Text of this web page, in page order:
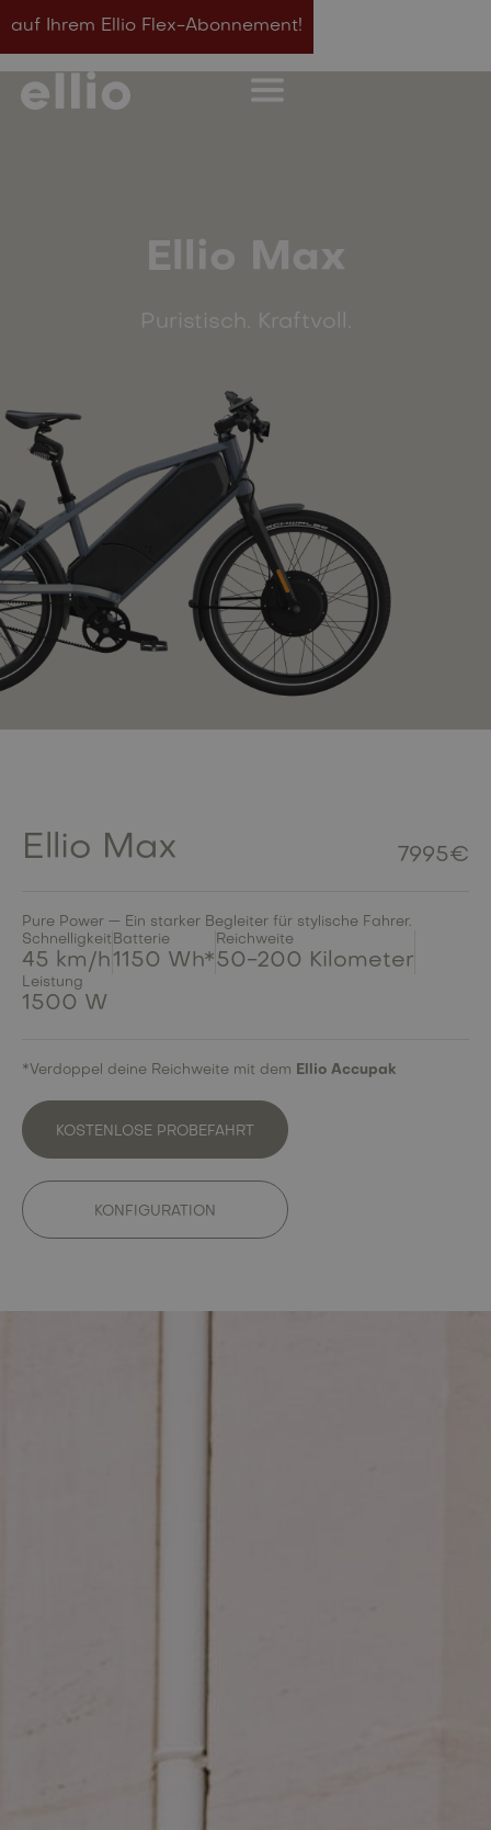
auf Ihrem Ellio Flex-Abonnement!
Ellio Max
Puristisch. Kraftvoll.
Ellio Max 7995€
Pure Power — Ein starker Begleiter für stylische Fahrer.
Schnelligkeit
45 km/h
Batterie
1150 Wh*
Reichweite
50-200 Kilometer
Leistung
1500 W
*Verdoppel deine Reichweite mit dem Ellio Accupak
KOSTENLOSE PROBEFAHRT
KONFIGURATION